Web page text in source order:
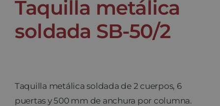
Taquilla metálica
soldada SB-50/2
Taquilla metálica soldada de 2 cuerpos, 6
puertas y 500 mm de anchura por columna.